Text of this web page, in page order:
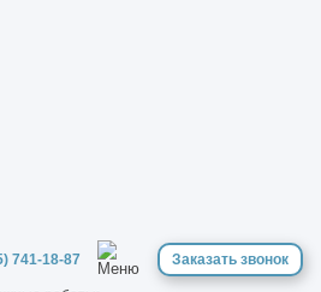
741-18-87 Заказать звонок